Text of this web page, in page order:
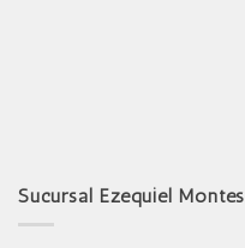
Sucursal Ezequiel Montes